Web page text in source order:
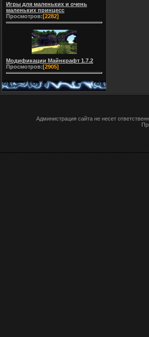
Игры для маленьких и очень
маленьких принцесс
Просмотров:[2282]
Модификации Майнкрафт 1.7.2
Просмотров:[2905]
Администрация сайта не несет